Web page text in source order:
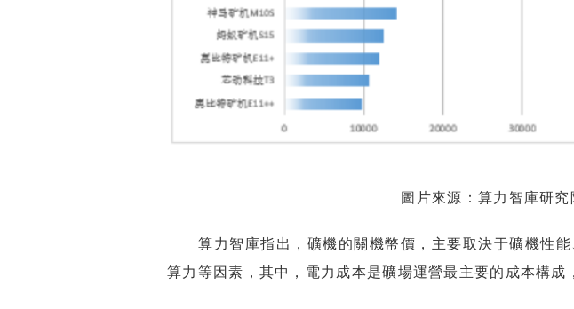
圖片來源：算力智庫研究
算力智庫指出，礦機的關機幣價，主要取決于礦機性能
算力等因素，其中，電力成本是礦場運營最主要的成本構成